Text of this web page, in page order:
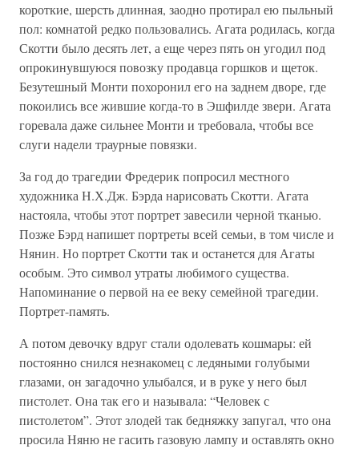
короткие, шерсть длинная, заодно протирал ею пыльный
пол: комнатой редко пользовались. Агата родилась, когда
Скотти было десять лет, а еще через пять он угодил под
опрокинувшуюся повозку продавца горшков и щеток.
Безутешный Монти похоронил его на заднем дворе, где
покоились все жившие когда-то в Эшфилде звери. Агата
горевала даже сильнее Монти и требовала, чтобы все
слуги надели траурные повязки.
За год до трагедии Фредерик попросил местного
художника Н.Х.Дж. Бэрда нарисовать Скотти. Агата
настояла, чтобы этот портрет завесили черной тканью.
Позже Бэрд напишет портреты всей семьи, в том числе и
Нянин. Но портрет Скотти так и останется для Агаты
особым. Это символ утраты любимого существа.
Напоминание о первой на ее веку семейной трагедии.
Портрет-память.
А потом девочку вдруг стали одолевать кошмары: ей
постоянно снился незнакомец с ледяными голубыми
глазами, он загадочно улыбался, и в руке у него был
пистолет. Она так его и называла: “Человек с
пистолетом”. Этот злодей так бедняжку запугал, что она
просила Няню не гасить газовую лампу и оставлять окно